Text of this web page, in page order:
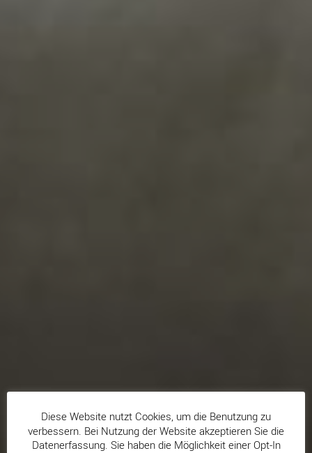
Diese Website nutzt Cookies, um die Benutzung zu
verbessern. Bei Nutzung der Website akzeptieren Sie die
Datenerfassung. Sie haben die Möglichkeit einer Opt-In